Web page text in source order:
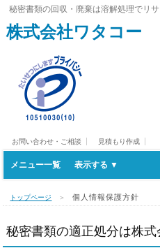
秘密書類の回収・廃棄は溶解処理でリ
株式会社ワタコー
お問い合わせ・ご相談 見積もり作成
メニュー一覧
トップページ ＞個人情報保護方針
秘密書類の適正処分は株